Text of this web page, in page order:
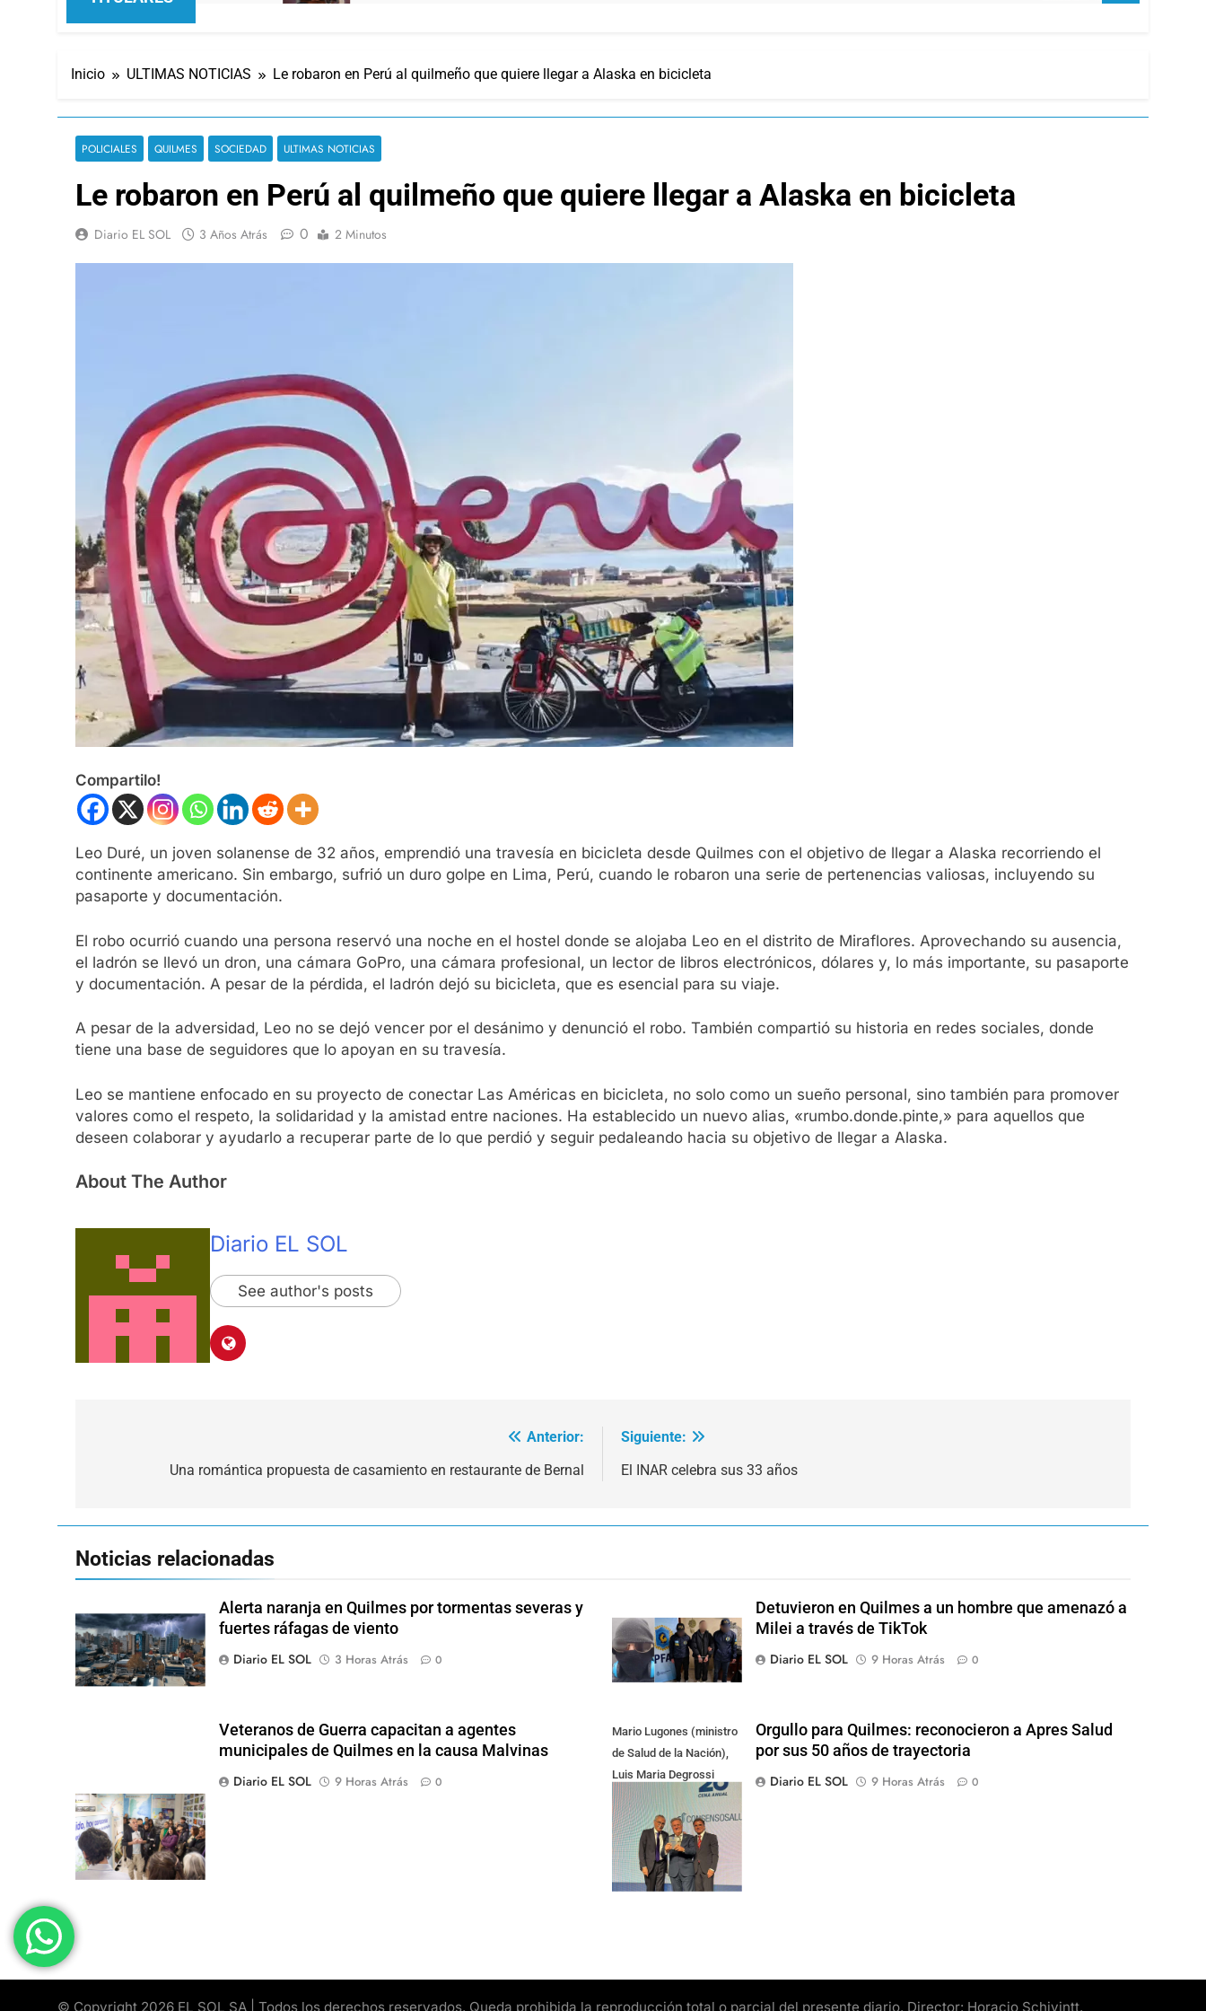
Inicio ULTIMAS NOTICIAS Le robaron en Perú al quilmeño que quiere llegar a Alaska en bicicleta
POLICIALES QUILMES SOCIEDAD ULTIMAS NOTICIAS
Le robaron en Perú al quilmeño que quiere llegar a Alaska en bicicleta
Diario EL SOL 3 Años Atrás 0 2 Minutos
Compartilo!
Leo Duré, un joven solanense de 32 años, emprendió una travesía en bicicleta desde Quilmes con el objetivo de llegar a Alaska recorriendo el
continente americano. Sin embargo, sufrió un duro golpe en Lima, Perú, cuando le robaron una serie de pertenencias valiosas, incluyendo su
pasaporte y documentación.
El robo ocurrió cuando una persona reservó una noche en el hostel donde se alojaba Leo en el distrito de Miraflores. Aprovechando su ausencia,
el ladrón se llevó un dron, una cámara GoPro, una cámara profesional, un lector de libros electrónicos, dólares y, lo más importante, su pasaporte
y documentación. A pesar de la pérdida, el ladrón dejó su bicicleta, que es esencial para su viaje.
A pesar de la adversidad, Leo no se dejó vencer por el desánimo y denunció el robo. También compartió su historia en redes sociales, donde
tiene una base de seguidores que lo apoyan en su travesía.
Leo se mantiene enfocado en su proyecto de conectar Las Américas en bicicleta, no solo como un sueño personal, sino también para promover
valores como el respeto, la solidaridad y la amistad entre naciones. Ha establecido un nuevo alias, «rumbo.donde.pinte,» para aquellos que
deseen colaborar y ayudarlo a recuperar parte de lo que perdió y seguir pedaleando hacia su objetivo de llegar a Alaska.
About The Author
Diario EL SOL
See author's posts
Anterior:
Una romántica propuesta de casamiento en restaurante de Bernal
Siguiente:
El INAR celebra sus 33 años
Noticias relacionadas
Alerta naranja en Quilmes por tormentas severas y
fuertes ráfagas de viento
Diario EL SOL
3 Horas Atrás 0
Detuvieron en Quilmes a un hombre que amenazó a
Milei a través de TikTok
Diario EL SOL
9 Horas Atrás 0
Veteranos de Guerra capacitan a agentes
municipales de Quilmes en la causa Malvinas
Diario EL SOL
9 Horas Atrás 0
Mario Lugones (ministro
de Salud de la Nación),
Luis Maria Degrossi
(Presidente de Apres
Salud) y Cristian Mazza
(Presidente de ALAMI)
Orgullo para Quilmes: reconocieron a Apres Salud
por sus 50 años de trayectoria
Diario EL SOL
9 Horas Atrás 0
© Copyright 2026 EL SOL SA | Todos los derechos reservados. Queda prohibida la reproducción total o parcial del presente diario. Director: Horacio Schivintt.